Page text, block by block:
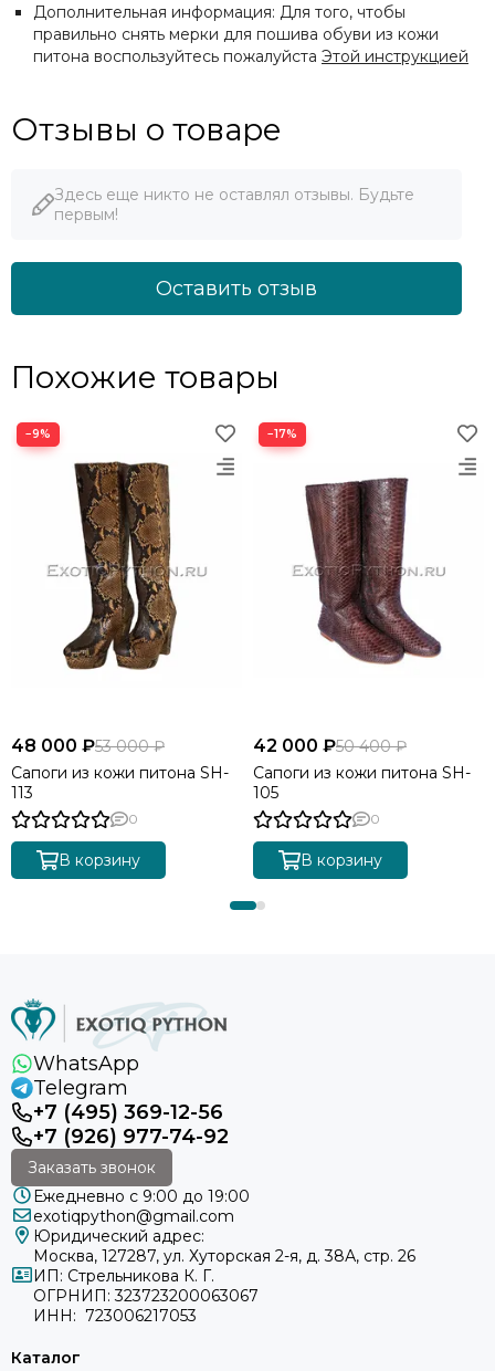
Дополнительная информация: Для того, чтобы
правильно снять мерки для пошива обуви из кожи
питона воспользуйтесь пожалуйста Этой инструкцией
Отзывы о товаре
Здесь еще никто не оставлял отзывы. Будьте
первым!
Оставить отзыв
Похожие товары
−9%
48 000 ₽53 000 ₽
Сапоги из кожи питона SH-
113
0
В корзину
−17%
42 000 ₽50 400 ₽
Сапоги из кожи питона SH-
105
0
В корзину
WhatsApp
Telegram
+7 (495) 369-12-56
+7 (926) 977-74-92
Заказать звонок
Ежедневно с 9:00 до 19:00
exotiqpython@gmail.com
Юридический адрес:
Москва, 127287, ул. Хуторская 2-я, д. 38А, стр. 26
ИП: Стрельникова К. Г.
ОГРНИП: 323723200063067
ИНН: 723006217053
Каталог